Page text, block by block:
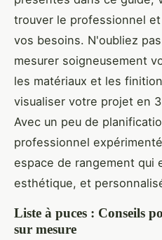
trouver le professionnel
vos besoins. N'oubliez
mesurer soigneusement
les matériaux et les
visualiser votre projet en
Avec un peu de
professionnel
espace de rangement qui
esthétique, et
Liste à puces : Conseils
sur mesure